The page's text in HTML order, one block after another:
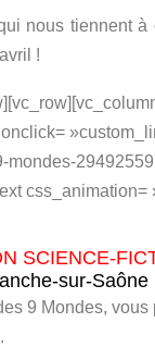
nous tiennent
!
mondes-
css_animation=
SCIENCE-
sur-Saône
9 Mondes,